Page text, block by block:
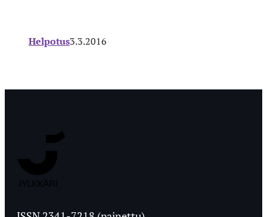
Helpotus3.3.2016
Ylioppilaslehti